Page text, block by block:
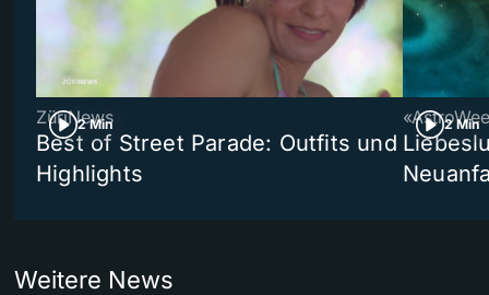
2 Min
ZüriNews
Best of Street Parade: Outfits und
Highlights
2 Min
Weitere News